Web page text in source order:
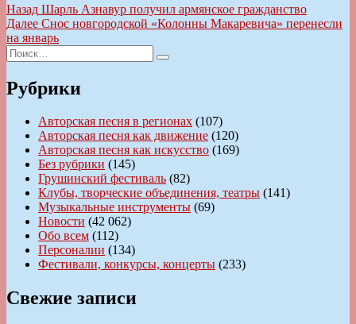
Навигация
по
записям
Назад Предыдущая
запись:
Шарль Азнавур получил армянское гражданство
Далее Следующая
запись:
Снос новгородской «Колонны Макаревича» перенесли
на январь
Искать:
Поиск
Рубрики
Авторская песня в регионах (107)
Авторская песня как движение (120)
Авторская песня как искусство (169)
Без рубрики (145)
Грушинский фестиваль (82)
Клубы, творческие объединения, театры (141)
Музыкальные инструменты (69)
Новости (42 062)
Обо всем (112)
Персоналии (134)
Фестивали, конкурсы, концерты (233)
Свежие записи